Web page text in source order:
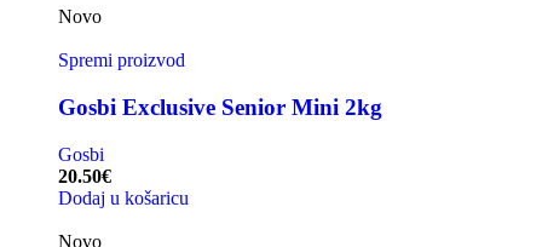
Novo
Spremi proizvod
Gosbi Exclusive Senior Mini 2kg
Gosbi
20.50€
Dodaj u košaricu
Novo